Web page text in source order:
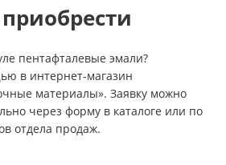
пентафталевые эмали?
в интернет-магазин
материалы». Заявку можно
через форму в каталоге или по
отдела продаж.